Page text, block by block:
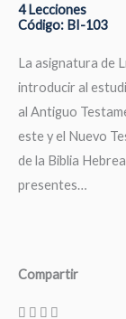
4 Lecciones
Código: BI-103
La asignatura de
introducir al
al Antiguo
este y el Nuevo
de la Biblia
presentes…
Compartir